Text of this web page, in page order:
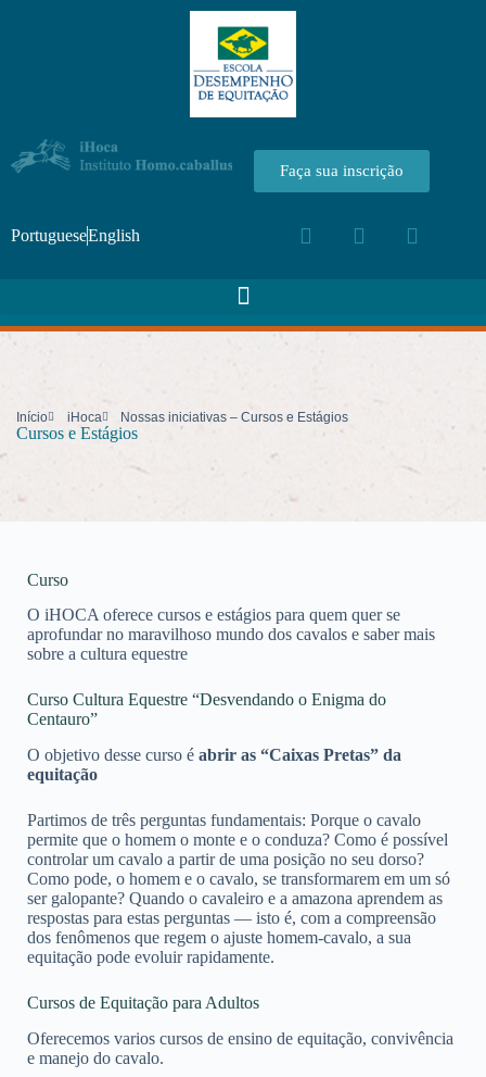
Faça sua inscrição
PortugueseEnglish
Início iHoca Nossas iniciativas – Cursos e Estágios
Cursos e Estágios
Curso
O iHOCA oferece cursos e estágios para quem quer se
aprofundar no maravilhoso mundo dos cavalos e saber mais
sobre a cultura equestre
Curso Cultura Equestre “Desvendando o Enigma do
Centauro”
O objetivo desse curso é abrir as “Caixas Pretas” da
equitação
Partimos de três perguntas fundamentais: Porque o cavalo
permite que o homem o monte e o conduza? Como é possível
controlar um cavalo a partir de uma posição no seu dorso?
Como pode, o homem e o cavalo, se transformarem em um só
ser galopante? Quando o cavaleiro e a amazona aprendem as
respostas para estas perguntas — isto é, com a compreensão
dos fenômenos que regem o ajuste homem-cavalo, a sua
equitação pode evoluir rapidamente.
Cursos de Equitação para Adultos
Oferecemos varios cursos de ensino de equitação, convivência
e manejo do cavalo.